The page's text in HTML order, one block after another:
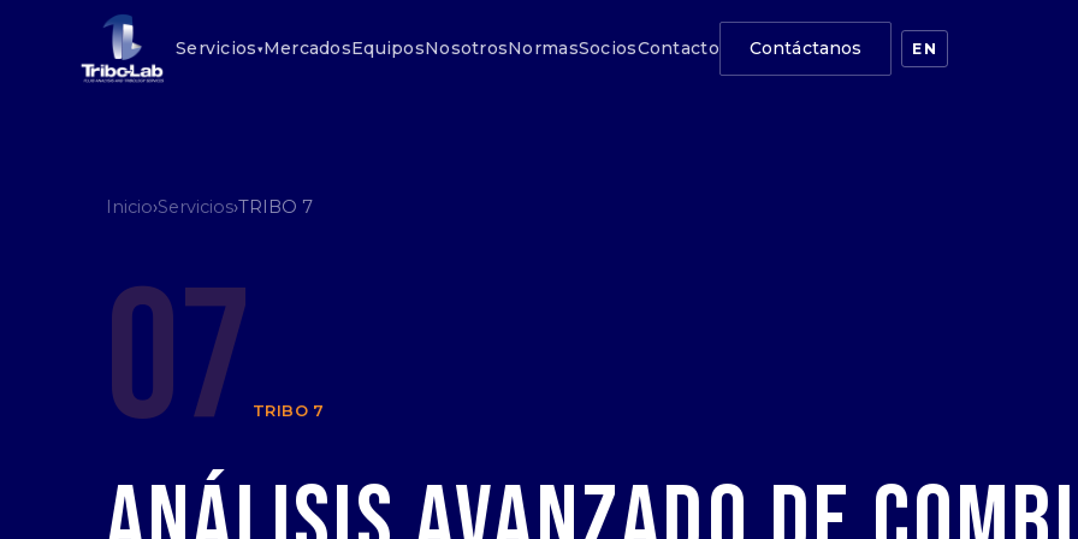
Servicios▾MercadosEquiposNosotrosNormasSociosContacto Contáctanos EN
Inicio›Servicios›TRIBO 7
07 TRIBO 7